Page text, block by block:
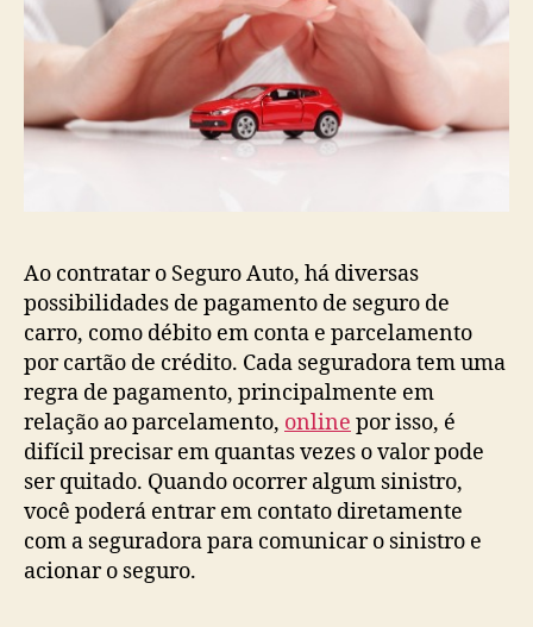
Ao contratar o Seguro Auto, há diversas
possibilidades de pagamento de seguro de
carro, como débito em conta e parcelamento
por cartão de crédito. Cada seguradora tem uma
regra de pagamento, principalmente em
relação ao parcelamento, online por isso, é
difícil precisar em quantas vezes o valor pode
ser quitado. Quando ocorrer algum sinistro,
você poderá entrar em contato diretamente
com a seguradora para comunicar o sinistro e
acionar o seguro.